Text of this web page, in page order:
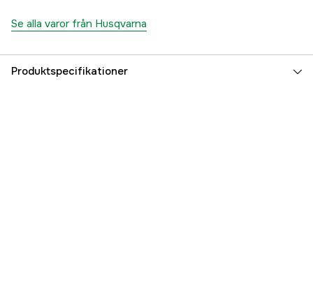
Se alla varor från Husqvarna
Produktspecifikationer